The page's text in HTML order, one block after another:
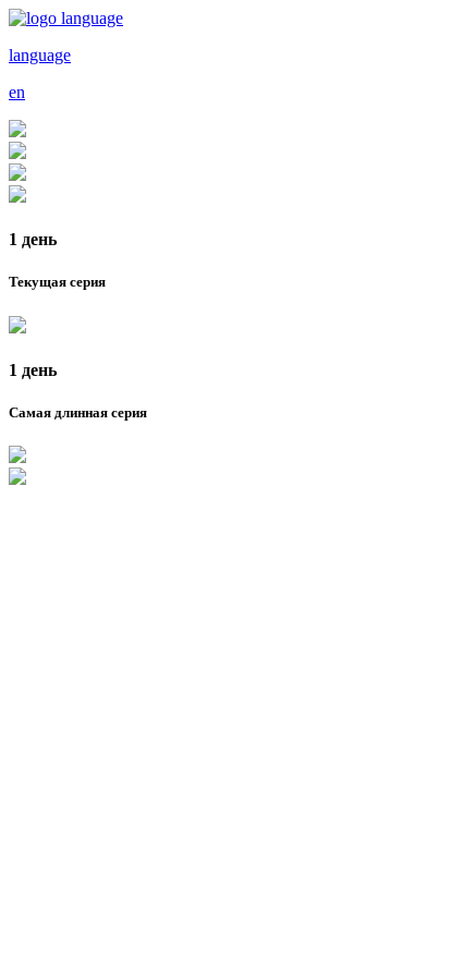
language
en
1 день
Текущая серия
1 день
Самая длинная серия